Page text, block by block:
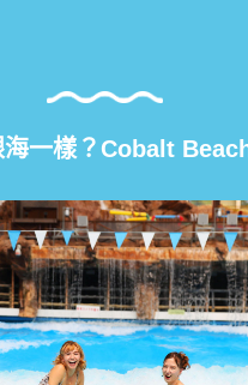
一樣？Cobalt